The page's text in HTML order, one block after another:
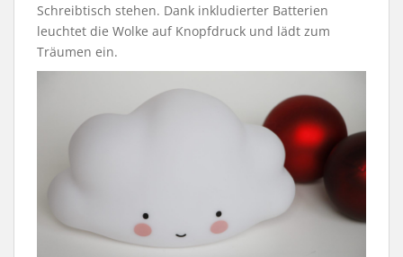
Schreibtisch stehen. Dank inkludierter Batterien
leuchtet die Wolke auf Knopfdruck und lädt zum
Träumen ein.